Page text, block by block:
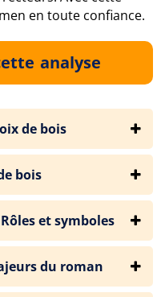
en toute confiance.
analyse
de bois
bois
et symboles
du roman